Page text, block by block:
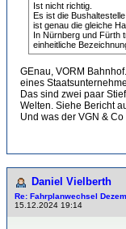
Ist nicht richtig.
Es ist die
ist genau die gleiche
In Nürnberg und Fürth
einheitliche
GEnau, VORM
eines
Das sind zwei paar
Welten. Siehe Bericht
Und was der VGN &
Daniel Vielberth
Re: Fahrplanwechsel
15.12.2024 19:14